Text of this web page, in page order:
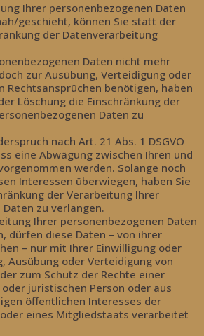
Ihrer personenbezogenen Daten
geschieht, können Sie statt der
der Datenverarbeitung
Daten nicht mehr
zur Ausübung, Verteidigung oder
Rechtsansprüchen benötigen, haben
Löschung die Einschränkung der
Daten zu
nach Art. 21 Abs. 1 DSGVO
eine Abwägung zwischen Ihren und
werden. Solange noch
Interessen überwiegen, haben Sie
der Verarbeitung Ihrer
zu verlangen.
Ihrer personenbezogenen Daten
dürfen diese Daten – von ihrer
– nur mit Ihrer Einwilligung oder
Ausübung oder Verteidigung von
zum Schutz der Rechte einer
juristischen Person oder aus
öffentlichen Interesses der
eines Mitgliedstaats verarbeitet